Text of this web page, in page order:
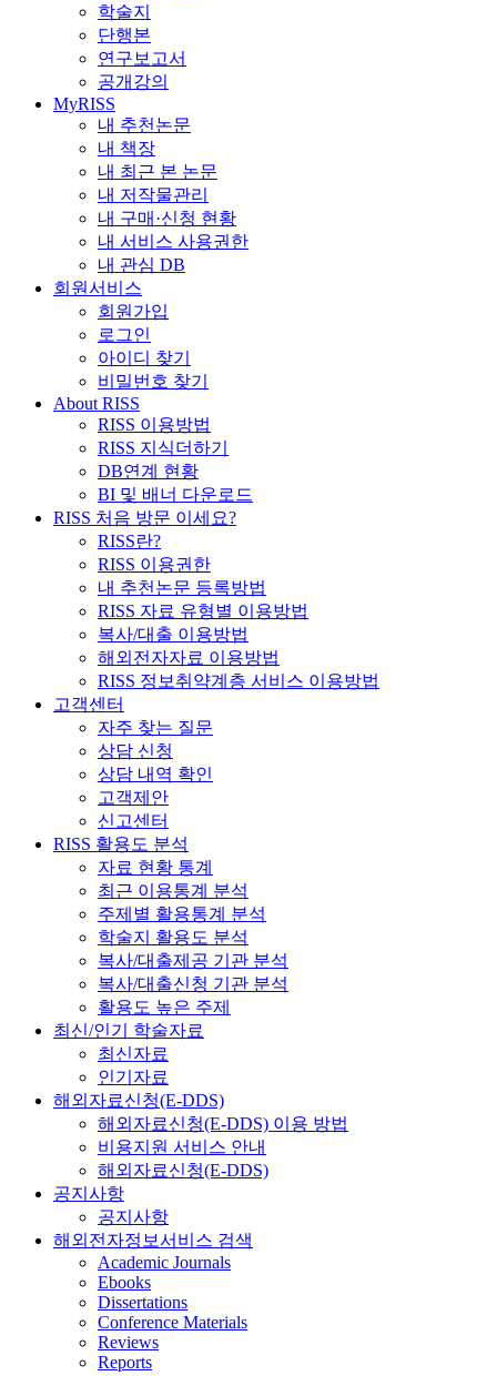
학술지
단행본
연구보고서
공개강의
MyRISS
내 추천논문
내 책장
내 최근 본 논문
내 저작물관리
내 구매·신청 현황
내 서비스 사용권한
내 관심 DB
회원서비스
회원가입
로그인
아이디 찾기
비밀번호 찾기
About RISS
RISS 이용방법
RISS 지식더하기
DB연계 현황
BI 및 배너 다운로드
RISS 처음 방문 이세요?
RISS란?
RISS 이용권한
내 추천논문 등록방법
RISS 자료 유형별 이용방법
복사/대출 이용방법
해외전자자료 이용방법
RISS 정보취약계층 서비스 이용방법
고객센터
자주 찾는 질문
상담 신청
상담 내역 확인
고객제안
신고센터
RISS 활용도 분석
자료 현황 통계
최근 이용통계 분석
주제별 활용통계 분석
학술지 활용도 분석
복사/대출제공 기관 분석
복사/대출신청 기관 분석
활용도 높은 주제
최신/인기 학술자료
최신자료
인기자료
해외자료신청(E-DDS)
해외자료신청(E-DDS) 이용 방법
비용지원 서비스 안내
해외자료신청(E-DDS)
공지사항
공지사항
해외전자정보서비스 검색
Academic Journals
Ebooks
Dissertations
Conference Materials
Reviews
Reports